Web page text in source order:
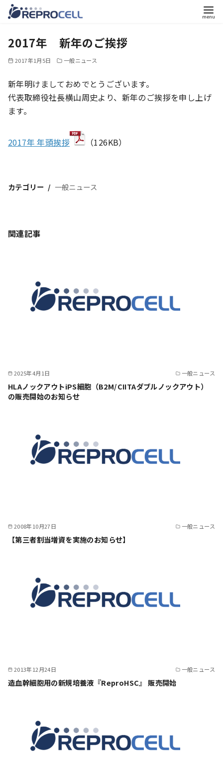
2017年 新年のご挨拶
2017年1月5日 一般ニュース
新年明けましておめでとうございます。
代表取締役社長横山周史より、新年のご挨拶を申し上げ
ます。
2017年 年頭挨拶 （126KB）
カテゴリー 一般ニュース
関連記事
2025年4月1日 一般ニュース
HLAノックアウトiPS細胞（B2M/CIITAダブルノックアウト）
の販売開始のお知らせ
2008年10月27日 一般ニュース
【第三者割当増資を実施のお知らせ】
2013年12月24日 一般ニュース
造血幹細胞用の新規培養液『ReproHSC』 販売開始